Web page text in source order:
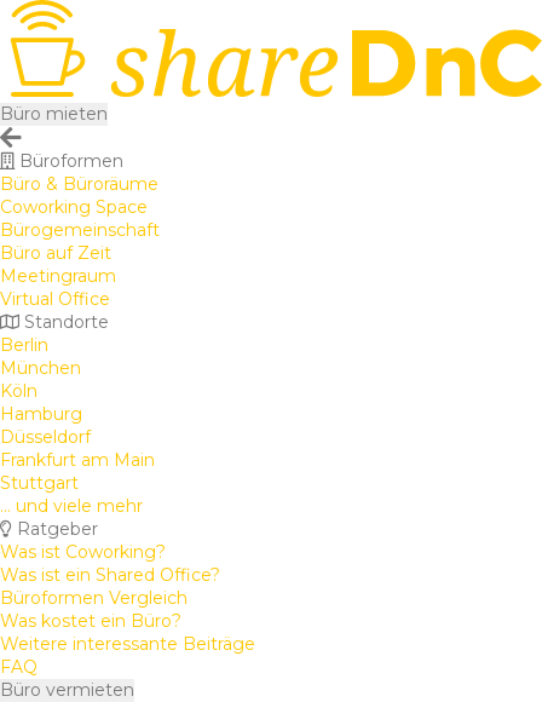
Büro mieten
Büroformen
Büro & Büroräume
Coworking Space
Bürogemeinschaft
Büro auf Zeit
Meetingraum
Virtual Office
Standorte
Berlin
München
Köln
Hamburg
Düsseldorf
Frankfurt am Main
Stuttgart
... und viele mehr
Ratgeber
Was ist Coworking?
Was ist ein Shared Office?
Büroformen Vergleich
Was kostet ein Büro?
Weitere interessante Beiträge
FAQ
Büro vermieten